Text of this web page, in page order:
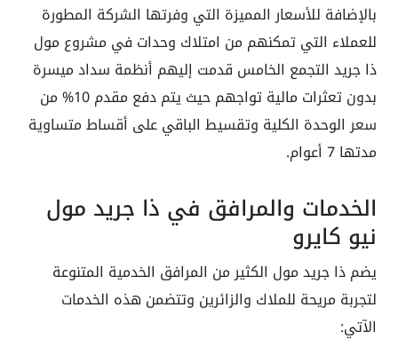
بالإضافة للأسعار المميزة التي وفرتها الشركة المطورة
للعملاء التي تمكنهم من امتلاك وحدات في مشروع مول
ذا جريد التجمع الخامس قدمت إليهم أنظمة سداد ميسرة
بدون تعثرات مالية تواجهم حيث يتم دفع مقدم 10% من
سعر الوحدة الكلية وتقسيط الباقي على أقساط متساوية
مدتها 7 أعوام.
الخدمات والمرافق في ذا جريد مول
نيو كايرو
يضم ذا جريد مول الكثير من المرافق الخدمية المتنوعة
لتجربة مريحة للملاك والزائرين وتتضمن هذه الخدمات
الآتي: